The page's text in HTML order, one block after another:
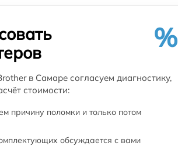
%
в Самаре согласуем диагностику,
стоимости:
причину поломки и только потом
обсуждается с вами